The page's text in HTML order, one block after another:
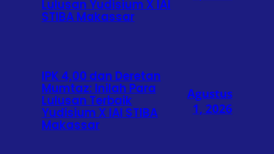
Lulusan Yudisium X IAI
STIBA Makassar
IPK 4,00 dan Deretan
Mumtaz: Inilah Para
Lulusan Terbaik
Yudisium X IAI STIBA
Makassar
Agustus
1, 2026